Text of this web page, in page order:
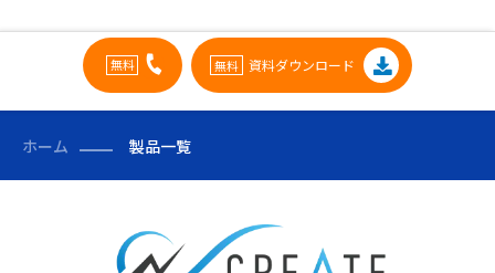
資料ダウンロード
ホーム 製品一覧